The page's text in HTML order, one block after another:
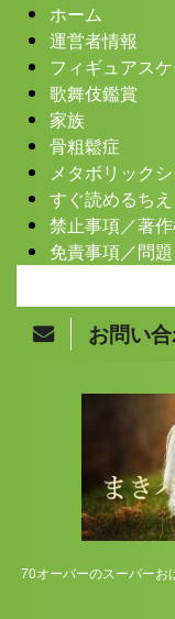
ホーム
運営者情報
フィギュアスケ
歌舞伎鑑賞
家族
骨粗鬆症
メタボリック
すぐ読めるちえ
禁止事項／著
免責事項／問
お問い
70オーバーのスーパーお
Copyright© まき
Reserved.